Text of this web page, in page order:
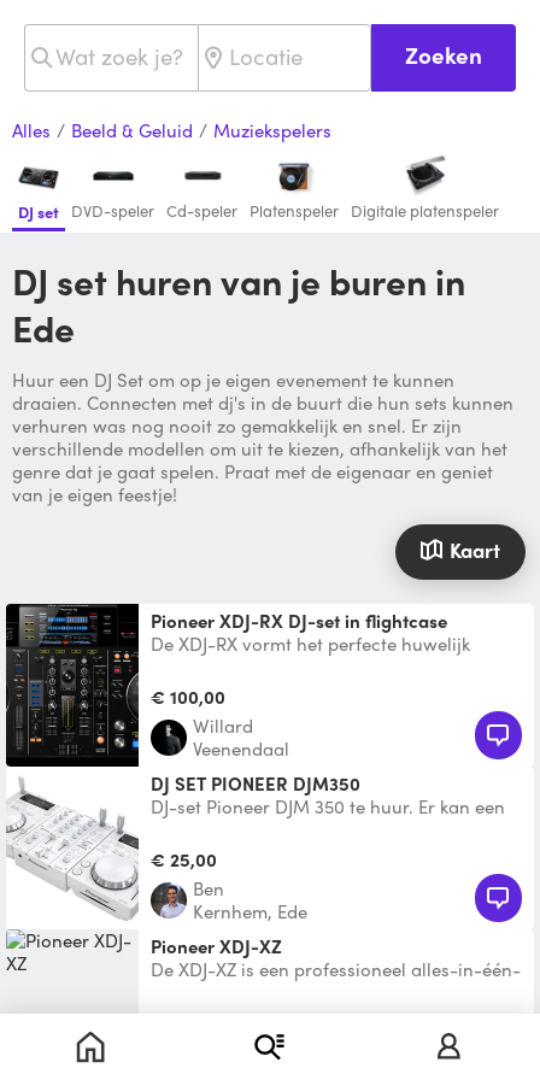
Zoeken
Alles / Beeld & Geluid / Muziekspelers
DJ set DVD-speler Cd-speler Platenspeler Digitale platenspeler
DJ set huren van je buren in
Ede
Huur een DJ Set om op je eigen evenement te kunnen
draaien. Connecten met dj's in de buurt die hun sets kunnen
verhuren was nog nooit zo gemakkelijk en snel. Er zijn
verschillende modellen om uit te kiezen, afhankelijk van het
genre dat je gaat spelen. Praat met de eigenaar en geniet
van je eigen feestje!
Kaart
Pioneer XDJ-RX DJ-set in flightcase
De XDJ-RX vormt het perfecte huwelijk
kanaals mixer, padreg
€ 100,00
Willard
Veenendaal
DJ SET PIONEER DJM350
DJ-set Pioneer DJM 350 te huur. Er kan een
op aansluit
€ 25,00
Ben
Kernhem, Ede
Pioneer XDJ-XZ
De XDJ-XZ is een professioneel alles-in-één-